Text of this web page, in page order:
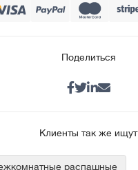
Поделиться
Клиенты так же ищут
распашные